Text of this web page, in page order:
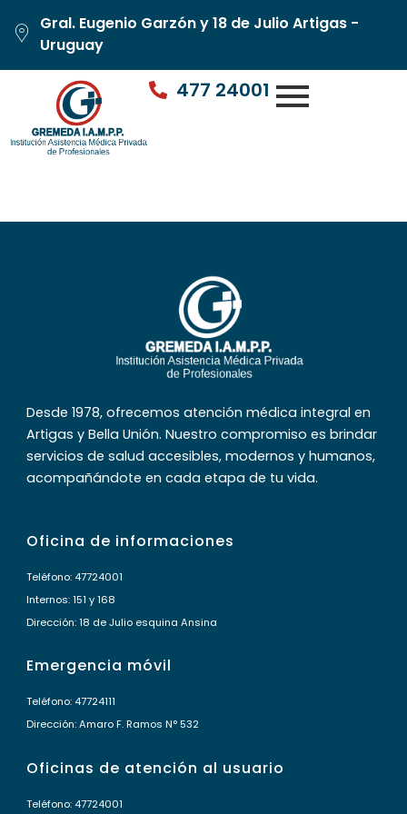
Gral. Eugenio Garzón y 18 de Julio Artigas -
Uruguay
477 24001
Desde 1978, ofrecemos atención médica integral en
Artigas y Bella Unión. Nuestro compromiso es brindar
servicios de salud accesibles, modernos y humanos,
acompañándote en cada etapa de tu vida.
Oficina de informaciones
Teléfono: 47724001
Internos: 151 y 168
Dirección: 18 de Julio esquina Ansina
Emergencia móvil
Teléfono: 47724111
Dirección: Amaro F. Ramos N° 532
Oficinas de atención al usuario
Teléfono: 47724001